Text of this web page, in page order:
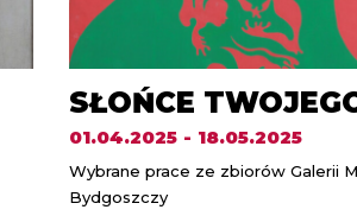
SŁOŃCE
01.04.2025 - 18.05.2025
Wybrane prace ze zbiorów Galerii
Bydgoszczy